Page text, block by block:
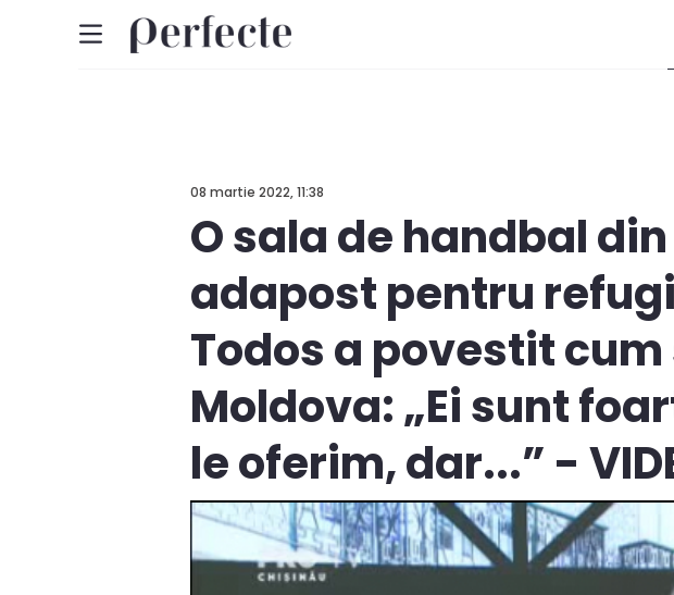
08 martie 2022, 11:38
O sala de handbal
adapost pentru
Todos a povestit
Moldova: „Ei sunt
le oferim, dar...” -